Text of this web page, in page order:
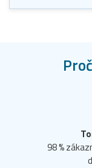
Proč
98 %